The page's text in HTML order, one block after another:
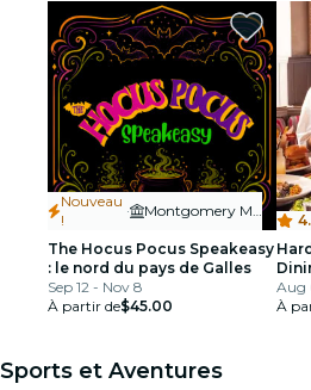
Nouveau
!
· Montgomery Mall
The Hocus Pocus Speakeasy
: le nord du pays de Galles
Sep 12 - Nov 8
À partir de$45.00
Aug
À
Sports et Aventures